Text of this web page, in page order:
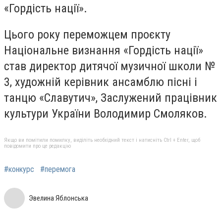
«Гордість нації».
Цього року переможцем проєкту
Національне визнання «Гордість нації»
став директор дитячої музичної школи №
3, художній керівник ансамблю пісні і
танцю «Славутич», Заслужений працівник
культури України Володимир Смоляков.
Якщо ви помітили помилку, виділіть необхідний текст і натисніть Ctrl + Enter, щоб
повідомити про це редакцію
#конкурс #перемога
Эвелина Яблонська